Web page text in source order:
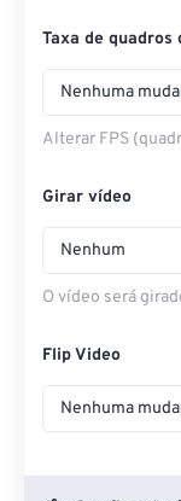
Taxa de quadros
Nenhuma
Alterar FPS
Girar vídeo
Nenhum
O vídeo será
Flip Video
Nenhuma